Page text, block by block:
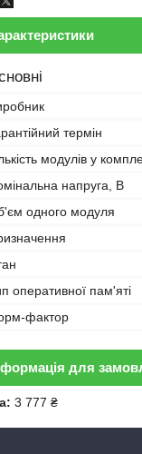
термін
модулів у
напруга, В
одного модуля
оперативної пам'яті
фактор
для
3 777 ₴